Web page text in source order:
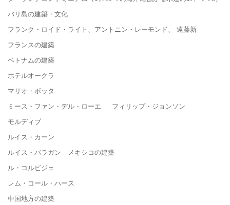
バリ島の建築・文化
フランク・ロイド・ライト、アントニン・レーモンド、 遠藤新
フランスの建築
ベトナムの建築
ホテルオークラ
マリオ・ボッタ
ミース・ファン・デル・ローエ フィリップ・ジョンソン
モルディブ
ルイス・カーン
ルイス・バラガン メキシコの建築
ル・コルビジェ
レム・コール・ハース
中国地方の建築